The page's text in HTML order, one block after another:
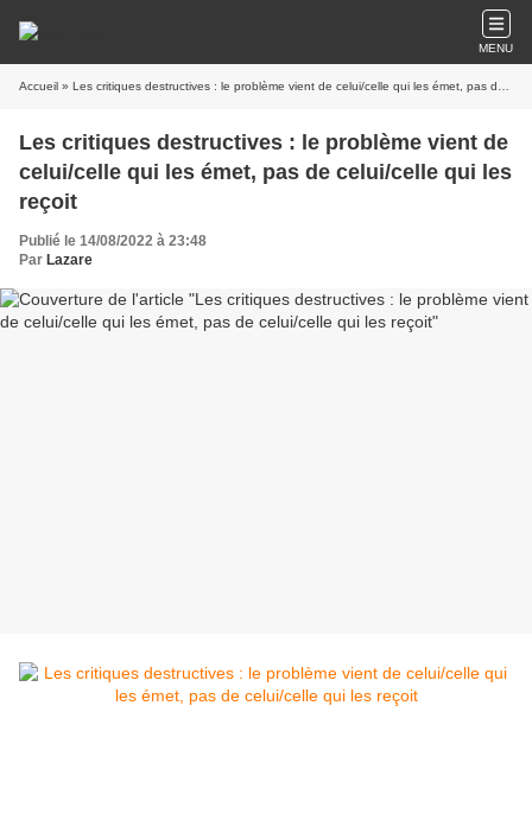
MENU
Accueil » Les critiques destructives : le problème vient de celui/celle qui les émet, pas de celui/celle qui les reçoit
Les critiques destructives : le problème vient de
celui/celle qui les émet, pas de celui/celle qui les
reçoit
Publié le 14/08/2022 à 23:48
Par Lazare